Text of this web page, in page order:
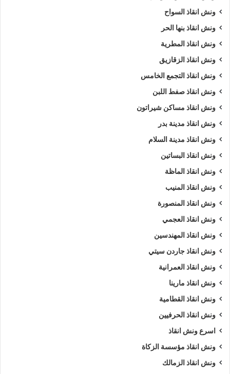
ونش انقاذ السواح
ونش انقاذ بنها الحر
ونش انقاذ المطرية
ونش انقاذ الزقازيق
ونش انقاذ التجمع الخامس
ونش انقاذ صفط اللبن
ونش انقاذ مساكن شيراتون
ونش انقاذ مدينة بدر
ونش انقاذ مدينة السلام
ونش انقاذ البساتين
ونش انقاذ الماظة
ونش انقاذ المنيب
ونش انقاذ المنصورة
ونش انقاذ العجمي
ونش انقاذ المهندسين
ونش انقاذ جاردن سيتي
ونش انقاذ العمرانية
ونش انقاذ مارينا
ونش انقاذ القطامية
ونش انقاذ الحرفيين
اسرع ونش انقاذ
ونش انقاذ مؤسسة الزكاة
ونش انقاذ الزمالك